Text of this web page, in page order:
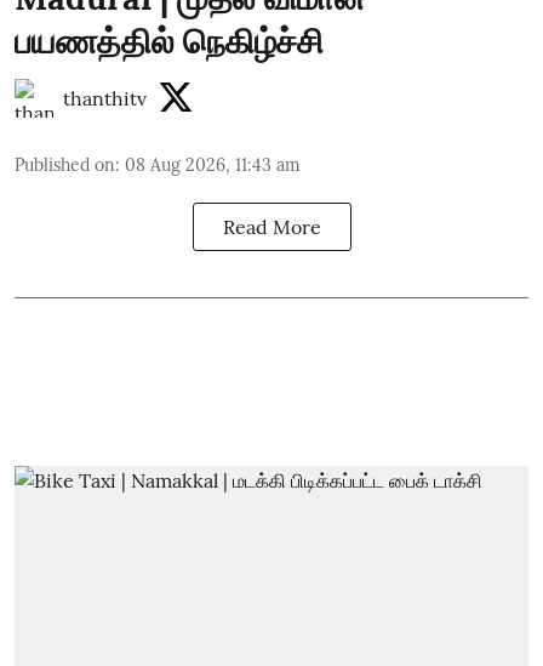
பயணத்தில் நெகிழ்ச்சி
thanthitv
Published on: 08 Aug 2026, 11:43 am
Read More